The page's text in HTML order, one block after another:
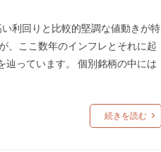
利回りと比較的堅調な値動きが特
、ここ数年のインフレとそれに起
辿っています。 個別銘柄の中には
続きを読む